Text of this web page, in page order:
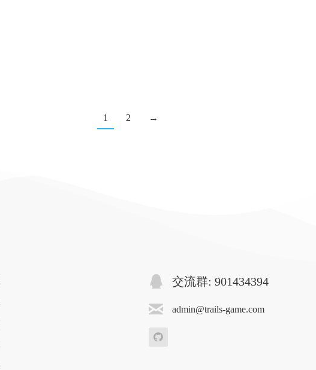
1 2 →
交流群: 901434394
admin@trails-game.com